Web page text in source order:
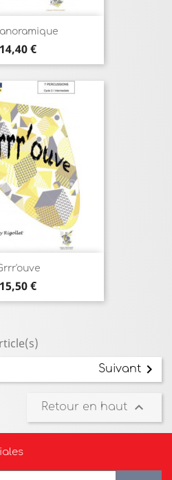
Prix
14,40 €
Prix
15,50 €
Suivant 
Retour en haut 